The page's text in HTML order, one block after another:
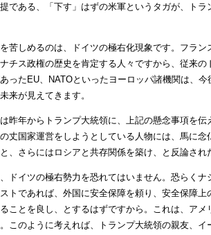
である、「下す」はずの米軍というタガが、ト
苦しめるのは、ドイツの極右化現象です。フラ
チス政権の歴史を肯定する人々ですから、従来
ったEU、NATOといったヨーロッパ諸機関は、
来が見えてきます。
昨年からトランプ大統領に、上記の懸念事項を
丈国家運営をしようとしている人物には、馬に
、さらにはロシアと共存関係を築け、と反論され
ドイツの極右勢力を恐れてはいません。恐らく
トであれば、外国に安全保障を頼り、安全保障
ことを良し、とするはずですから。これは、ア
このように考えれば、トランプ大統領の親友、